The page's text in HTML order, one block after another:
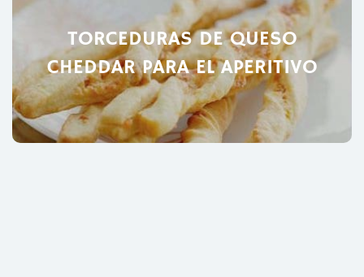
TORCEDURAS DE QUESO
CHEDDAR PARA EL APERITIVO